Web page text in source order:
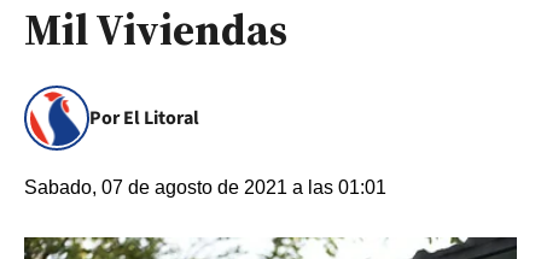
Mil Viviendas
Por El Litoral
Sabado, 07 de agosto de 2021 a las 01:01